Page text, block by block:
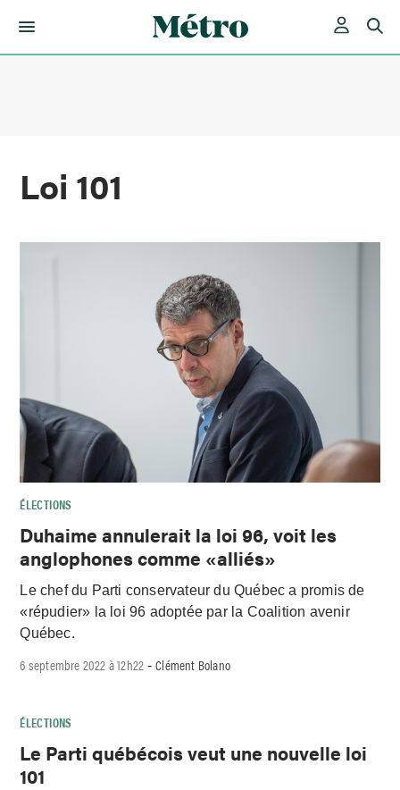
Loi 101
ÉLECTIONS
Duhaime annulerait la loi 96, voit les
anglophones comme «alliés»
Le chef du Parti conservateur du Québec a promis de
«répudier» la loi 96 adoptée par la Coalition avenir
Québec.
6 septembre 2022 à 12h22 -Clément Bolano
ÉLECTIONS
Le Parti québécois veut une nouvelle loi
101